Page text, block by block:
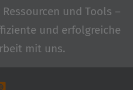
und Tools –
und erfolgreiche
mit uns.